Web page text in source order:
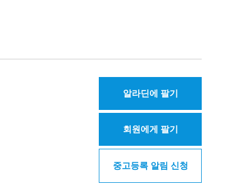
알라딘에 팔기
회원에게 팔기
중고등록 알림 신청